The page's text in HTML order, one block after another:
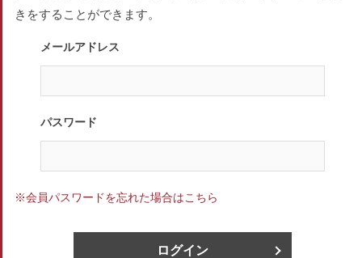
きをすることができます。
メールアドレス
パスワード
※会員パスワードを忘れた場合はこちら
ログイン